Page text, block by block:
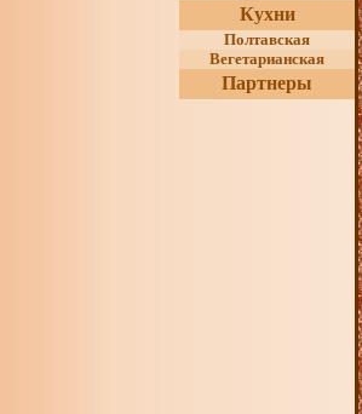
Кухни
Полтавская
Вегетарианская
Партнеры